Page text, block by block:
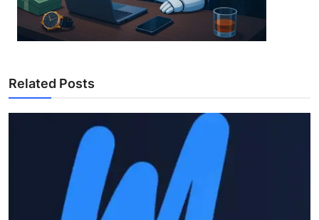
Related Posts